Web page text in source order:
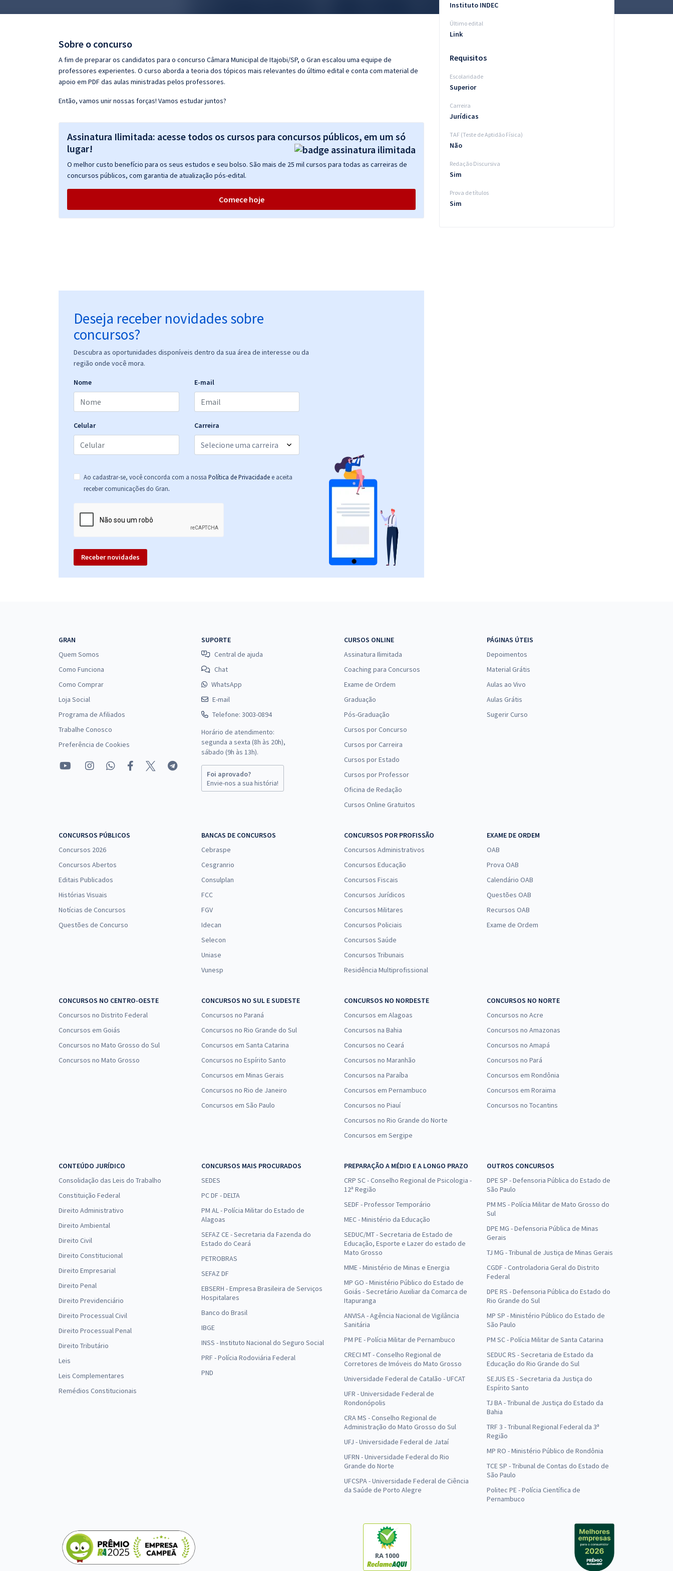
Questões grátis
Conteúdo gratuito
Sobre o concurso
A fim de preparar os candidatos para o concurso Câmara Municipal de Itajobi/SP, o Gran escalou uma equipe de
professores experientes. O curso aborda a teoria dos tópicos mais relevantes do último edital e conta com material de
apoio em PDF das aulas ministradas pelos professores.
Então, vamos unir nossas forças! Vamos estudar juntos?
Assinatura Ilimitada: acesse todos os cursos para concursos públicos, em um só
lugar!
O melhor custo benefício para os seus estudos e seu bolso. São mais de 25 mil cursos para todas as carreiras de
concursos públicos, com garantia de atualização pós-edital.
Comece hoje
Deseja receber novidades sobre
concursos?
Descubra as oportunidades disponíveis dentro da sua área de interesse ou da
região onde você mora.
Nome E-mail
Celular Carreira
Ao cadastrar-se, você concorda com a nossa Política de Privacidade e aceita
receber comunicações do Gran.
Receber novidades
Instituto INDEC
Último edital
Link
Requisitos
Escolaridade
Superior
Carreira
Jurídicas
TAF (Teste de Aptidão Física)
Não
Redação Discursiva
Sim
Prova de títulos
Sim
GRAN
Quem Somos
Como Funciona
Como Comprar
Loja Social
Programa de Afiliados
Trabalhe Conosco
Preferência de Cookies
SUPORTE
Central de ajuda
Chat
WhatsApp
E-mail
Telefone: 3003-0894
Horário de atendimento:
segunda a sexta (8h às 20h),
sábado (9h às 13h).
Foi aprovado?
Envie-nos a sua história!
CURSOS ONLINE
Assinatura Ilimitada
Coaching para Concursos
Exame de Ordem
Graduação
Pós-Graduação
Cursos por Concurso
Cursos por Carreira
Cursos por Estado
Cursos por Professor
Oficina de Redação
Cursos Online Gratuitos
PÁGINAS ÚTEIS
Depoimentos
Material Grátis
Aulas ao Vivo
Aulas Grátis
Sugerir Curso
CONCURSOS PÚBLICOS
Concursos 2026
Concursos Abertos
Editais Publicados
Histórias Visuais
Notícias de Concursos
Questões de Concurso
BANCAS DE CONCURSOS
Cebraspe
Cesgranrio
Consulplan
FCC
FGV
Idecan
Selecon
Uniase
Vunesp
CONCURSOS POR PROFISSÃO
Concursos Administrativos
Concursos Educação
Concursos Fiscais
Concursos Jurídicos
Concursos Militares
Concursos Policiais
Concursos Saúde
Concursos Tribunais
Residência Multiprofissional
EXAME DE ORDEM
OAB
Prova OAB
Calendário OAB
Questões OAB
Recursos OAB
Exame de Ordem
CONCURSOS NO CENTRO-OESTE
Concursos no Distrito Federal
Concursos em Goiás
Concursos no Mato Grosso do Sul
Concursos no Mato Grosso
CONCURSOS NO SUL E SUDESTE
Concursos no Paraná
Concursos no Rio Grande do Sul
Concursos em Santa Catarina
Concursos no Espírito Santo
Concursos em Minas Gerais
Concursos no Rio de Janeiro
Concursos em São Paulo
CONCURSOS NO NORDESTE
Concursos em Alagoas
Concursos na Bahia
Concursos no Ceará
Concursos no Maranhão
Concursos na Paraíba
Concursos em Pernambuco
Concursos no Piauí
Concursos no Rio Grande do Norte
Concursos em Sergipe
CONCURSOS NO NORTE
Concursos no Acre
Concursos no Amazonas
Concursos no Amapá
Concursos no Pará
Concursos em Rondônia
Concursos em Roraima
Concursos no Tocantins
CONTEÚDO JURÍDICO
Consolidação das Leis do Trabalho
Constituição Federal
Direito Administrativo
Direito Ambiental
Direito Civil
Direito Constitucional
Direito Empresarial
Direito Penal
Direito Previdenciário
Direito Processual Civil
Direito Processual Penal
Direito Tributário
Leis
Leis Complementares
Remédios Constitucionais
CONCURSOS MAIS PROCURADOS
SEDES
PC DF - DELTA
PM AL - Polícia Militar do Estado de
Alagoas
SEFAZ CE - Secretaria da Fazenda do
Estado do Ceará
PETROBRAS
SEFAZ DF
EBSERH - Empresa Brasileira de Serviços
Hospitalares
Banco do Brasil
IBGE
INSS - Instituto Nacional do Seguro Social
PRF - Polícia Rodoviária Federal
PND
PREPARAÇÃO A MÉDIO E A LONGO PRAZO
CRP SC - Conselho Regional de Psicologia -
12ª Região
SEDF - Professor Temporário
MEC - Ministério da Educação
SEDUC/MT - Secretaria de Estado de
Educação, Esporte e Lazer do estado de
Mato Grosso
MME - Ministério de Minas e Energia
MP GO - Ministério Público do Estado de
Goiás - Secretário Auxiliar da Comarca de
Itapuranga
ANVISA - Agência Nacional de Vigilância
Sanitária
PM PE - Polícia Militar de Pernambuco
CRECI MT - Conselho Regional de
Corretores de Imóveis do Mato Grosso
Universidade Federal de Catalão - UFCAT
UFR - Universidade Federal de
Rondonópolis
CRA MS - Conselho Regional de
Administração do Mato Grosso do Sul
UFJ - Universidade Federal de Jataí
UFRN - Universidade Federal do Rio
Grande do Norte
UFCSPA - Universidade Federal de Ciência
da Saúde de Porto Alegre
OUTROS CONCURSOS
DPE SP - Defensoria Pública do Estado de
São Paulo
PM MS - Polícia Militar de Mato Grosso do
Sul
DPE MG - Defensoria Pública de Minas
Gerais
TJ MG - Tribunal de Justiça de Minas Gerais
CGDF - Controladoria Geral do Distrito
Federal
DPE RS - Defensoria Pública do Estado do
Rio Grande do Sul
MP SP - Ministério Público do Estado de
São Paulo
PM SC - Polícia Militar de Santa Catarina
SEDUC RS - Secretaria de Estado da
Educação do Rio Grande do Sul
SEJUS ES - Secretaria da Justiça do
Espírito Santo
TJ BA - Tribunal de Justiça do Estado da
Bahia
TRF 3 - Tribunal Regional Federal da 3ª
Região
MP RO - Ministério Público de Rondônia
TCE SP - Tribunal de Contas do Estado de
São Paulo
Politec PE - Polícia Científica de
Pernambuco
RA 1000